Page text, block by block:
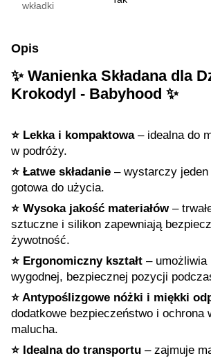
wkładki
Opis
✨ Wanienka Składana dla
Krokodyl - Babyhood ✨
⭐️ Lekka i kompaktowa– idealna do
w podróży.
⭐️ Łatwe składanie – wystarczy jeden
gotowa do użycia.
⭐️ Wysoka jakość materiałów–
sztuczne i silikon zapewniają
żywotność.
⭐️ Ergonomiczny kształt – umożliwia
wygodnej, bezpiecznej pozycji
⭐️ Antypoślizgowe nóżki i miękki
dodatkowe bezpieczeństwo i ochrona
malucha.
⭐️ Idealna do transportu – zajmuje